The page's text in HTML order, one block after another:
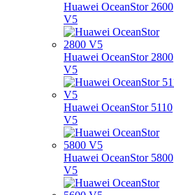
Huawei OceanStor 2600
V5
Huawei OceanStor 2800
V5
Huawei OceanStor 5110
V5
Huawei OceanStor 5800
V5